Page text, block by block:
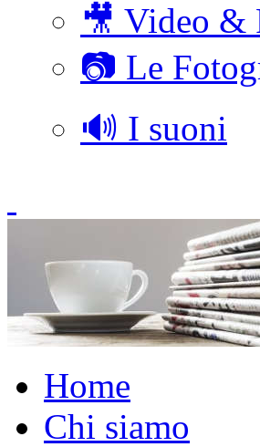
🎥 Video &
📷 Le
🔊 I suoni
Home
Chi siamo